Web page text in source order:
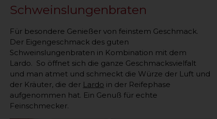
Schweinslungenbraten
Für besondere Genießer von feinstem Geschmack.
Der Eigengeschmack des guten
Schweinslungenbraten in Kombination mit dem
Lardo. So öffnet sich die ganze Geschmacksvielfalt
und man atmet und schmeckt die Würze der Luft und
der Kräuter, die der Lardo in der Reifephase
aufgenommen hat. Ein Genuß für echte
Feinschmecker.